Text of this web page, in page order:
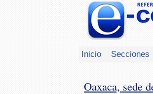
Inicio Secciones
Oaxaca, sede